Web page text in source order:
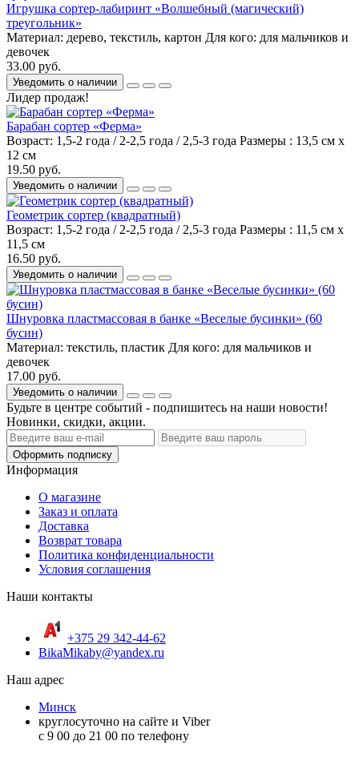
Игрушка сортер-лабиринт «Волшебный (магический)
треугольник»
Материал: дерево, текстиль, картон Для кого: для мальчиков и
девочек
33.00 руб.
Уведомить о наличии
Лидер продаж!
Барабан сортер «Ферма»
Возраст: 1,5-2 года / 2-2,5 года / 2,5-3 года Размеры : 13,5 см х
12 см
19.50 руб.
Уведомить о наличии
Геометрик сортер (квадратный)
Возраст: 1,5-2 года / 2-2,5 года / 2,5-3 года Размеры : 11,5 см х
11,5 см
16.50 руб.
Уведомить о наличии
Шнуровка пластмассовая в банке «Веселые бусинки» (60
бусин)
Материал: текстиль, пластик Для кого: для мальчиков и
девочек
17.00 руб.
Уведомить о наличии
Будьте в центре событий - подпишитесь на наши новости!
Новинки, скидки, акции.
Оформить подписку
Информация
О магазине
Заказ и оплата
Доставка
Возврат товара
Политика конфиденциальности
Условия соглашения
Наши контакты
+375 29 342-44-62
BikaMikaby@yandex.ru
Наш адрес
Минск
круглосуточно на сайте и Viber
c 9 00 до 21 00 по телефону